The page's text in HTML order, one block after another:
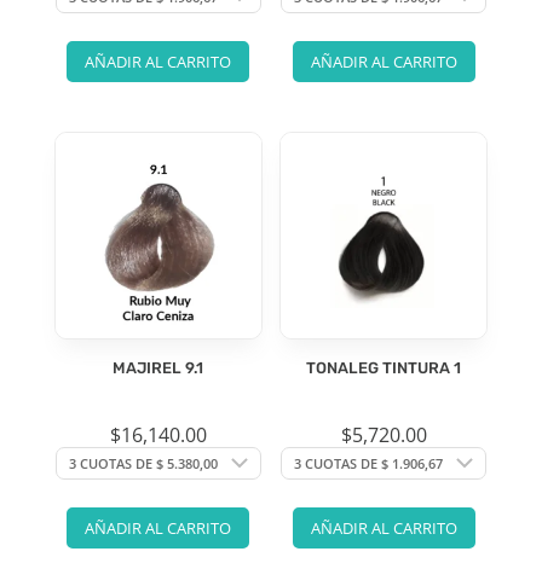
AÑADIR AL CARRITO AÑADIR AL CARRITO
MAJIREL 9.1
$16,140.00
AÑADIR AL CARRITO
TONALEG TINTURA 1
$5,720.00
AÑADIR AL CARRITO